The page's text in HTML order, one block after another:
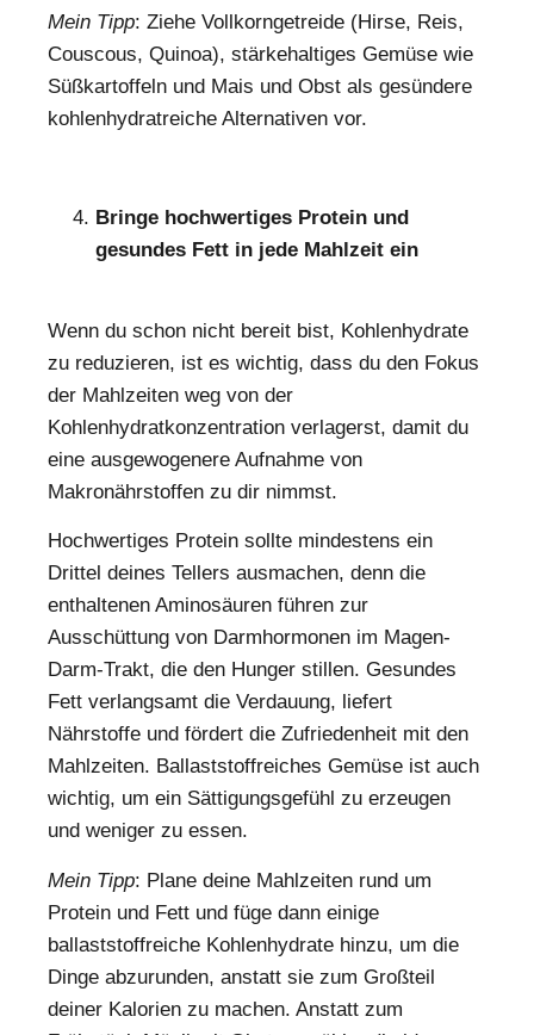
Mein Tipp: Ziehe Vollkorngetreide (Hirse, Reis,
Couscous, Quinoa), stärkehaltiges Gemüse wie
Süßkartoffeln und Mais und Obst als gesündere
kohlenhydratreiche Alternativen vor.
Bringe hochwertiges Protein und
gesundes Fett in jede Mahlzeit ein
Wenn du schon nicht bereit bist, Kohlenhydrate
zu reduzieren, ist es wichtig, dass du den Fokus
der Mahlzeiten weg von der
Kohlenhydratkonzentration verlagerst, damit du
eine ausgewogenere Aufnahme von
Makronährstoffen zu dir nimmst.
Hochwertiges Protein sollte mindestens ein
Drittel deines Tellers ausmachen, denn die
enthaltenen Aminosäuren führen zur
Ausschüttung von Darmhormonen im Magen-
Darm-Trakt, die den Hunger stillen. Gesundes
Fett verlangsamt die Verdauung, liefert
Nährstoffe und fördert die Zufriedenheit mit den
Mahlzeiten. Ballaststoffreiches Gemüse ist auch
wichtig, um ein Sättigungsgefühl zu erzeugen
und weniger zu essen.
Mein Tipp: Plane deine Mahlzeiten rund um
Protein und Fett und füge dann einige
ballaststoffreiche Kohlenhydrate hinzu, um die
Dinge abzurunden, anstatt sie zum Großteil
deiner Kalorien zu machen. Anstatt zum